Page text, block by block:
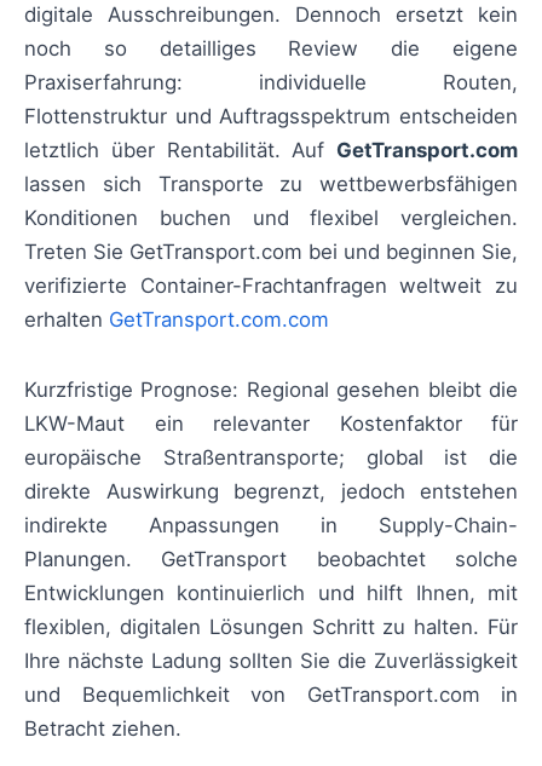
digitale Ausschreibungen. Dennoch ersetzt kein
noch so detailliges Review die eigene
Praxiserfahrung: individuelle Routen,
Flottenstruktur und Auftragsspektrum entscheiden
letztlich über Rentabilität. Auf GetTransport.com
lassen sich Transporte zu wettbewerbsfähigen
Konditionen buchen und flexibel vergleichen.
Treten Sie GetTransport.com bei und beginnen Sie,
verifizierte Container-Frachtanfragen weltweit zu
erhalten GetTransport.com.com
Kurzfristige Prognose: Regional gesehen bleibt die
LKW-Maut ein relevanter Kostenfaktor für
europäische Straßentransporte; global ist die
direkte Auswirkung begrenzt, jedoch entstehen
indirekte Anpassungen in Supply-Chain-
Planungen. GetTransport beobachtet solche
Entwicklungen kontinuierlich und hilft Ihnen, mit
flexiblen, digitalen Lösungen Schritt zu halten. Für
Ihre nächste Ladung sollten Sie die Zuverlässigkeit
und Bequemlichkeit von GetTransport.com in
Betracht ziehen.